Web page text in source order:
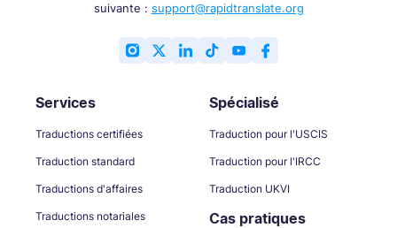
suivante : support@rapidtranslate.org
Services
Traductions certifiées
Traduction standard
Traductions d'affaires
Traductions notariales
Spécialisé
Traduction pour l'USCIS
Traduction pour l'IRCC
Traduction UKVI
Cas pratiques